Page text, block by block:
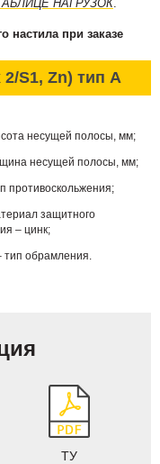
НАГРУЗОК.
настила при заказе
2/S1, Zn) тип А
несущей полосы, мм;
несущей полосы, мм;
противоскольжения;
защитного
– цинк;
тип обрамления.
ТУ